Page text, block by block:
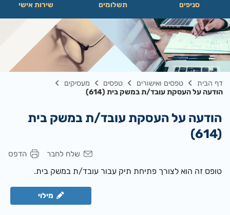
סניפים תשלומים שירות אישי
דף הבית טפסים ואישורים טפסים
מעסיקים
הודעה על העסקת עובד/ת במשק בית (614)
הודעה על העסקת עובד/ת במשק בית
הדפס שלח לחבר
טופס זה הוא לצורך פתיחת תיק עבור עובד/ת במשק בית.
מילוי